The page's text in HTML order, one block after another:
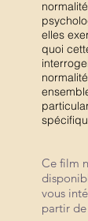
elles
quoi
Ce film
vous
partir